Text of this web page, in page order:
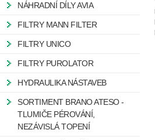
NÁHRADNÍ DÍLY AVIA
FILTRY MANN FILTER
FILTRY UNICO
FILTRY PUROLATOR
HYDRAULIKA NÁSTAVEB
SORTIMENT BRANO ATESO -
TLUMIČE PÉROVÁNÍ,
NEZÁVISLÁ TOPENÍ